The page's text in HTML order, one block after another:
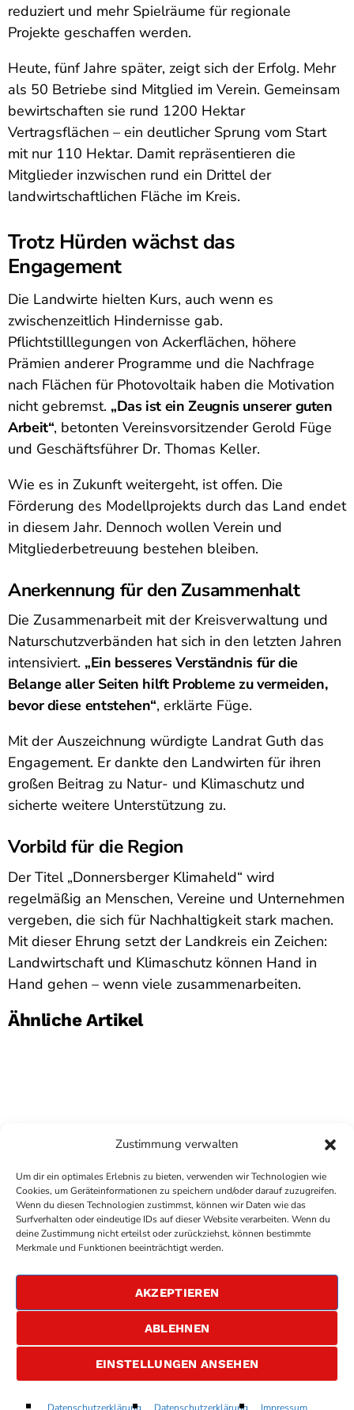
Zustimmung verwalten
Um dir ein optimales Erlebnis zu bieten, verwenden wir Technologien wie
Cookies, um Geräteinformationen zu speichern und/oder darauf zuzugreifen.
Wenn du diesen Technologien zustimmst, können wir Daten wie das
Surfverhalten oder eindeutige IDs auf dieser Website verarbeiten. Wenn du
deine Zustimmung nicht erteilst oder zurückziehst, können bestimmte
Merkmale und Funktionen beeinträchtigt werden.
AKZEPTIEREN
ABLEHNEN
EINSTELLUNGEN ANSEHEN
Anxiety
reduziert und mehr Spielräume für regionale
Projekte geschaffen werden.
Heute, fünf Jahre später, zeigt sich der Erfolg. Mehr
als 50 Betriebe sind Mitglied im Verein. Gemeinsam
bewirtschaften sie rund 1200 Hektar
Vertragsflächen – ein deutlicher Sprung vom Start
mit nur 110 Hektar. Damit repräsentieren die
Mitglieder inzwischen rund ein Drittel der
landwirtschaftlichen Fläche im Kreis.
Trotz Hürden wächst das
Engagement
Die Landwirte hielten Kurs, auch wenn es
zwischenzeitlich Hindernisse gab.
Pflichtstilllegungen von Ackerflächen, höhere
Prämien anderer Programme und die Nachfrage
nach Flächen für Photovoltaik haben die Motivation
nicht gebremst. „Das ist ein Zeugnis unserer guten
Arbeit“, betonten Vereinsvorsitzender Gerold Füge
und Geschäftsführer Dr. Thomas Keller.
Wie es in Zukunft weitergeht, ist offen. Die
Förderung des Modellprojekts durch das Land endet
in diesem Jahr. Dennoch wollen Verein und
Mitgliederbetreuung bestehen bleiben.
Anerkennung für den Zusammenhalt
Die Zusammenarbeit mit der Kreisverwaltung und
Naturschutzverbänden hat sich in den letzten Jahren
intensiviert. „Ein besseres Verständnis für die
Belange aller Seiten hilft Probleme zu vermeiden,
bevor diese entstehen“, erklärte Füge.
Mit der Auszeichnung würdigte Landrat Guth das
Engagement. Er dankte den Landwirten für ihren
großen Beitrag zu Natur- und Klimaschutz und
sicherte weitere Unterstützung zu.
Vorbild für die Region
Der Titel „Donnersberger Klimaheld“ wird
regelmäßig an Menschen, Vereine und Unternehmen
vergeben, die sich für Nachhaltigkeit stark machen.
Mit dieser Ehrung setzt der Landkreis ein Zeichen:
Landwirtschaft und Klimaschutz können Hand in
Hand gehen – wenn viele zusammenarbeiten.
Ähnliche Artikel
COPYRIGHTANTENNE BAD KREUZNACH
DATENSCHUTZERKLÄRUNG
ALLGEMEINE GESCHÄFTSBEDINGUNGEN